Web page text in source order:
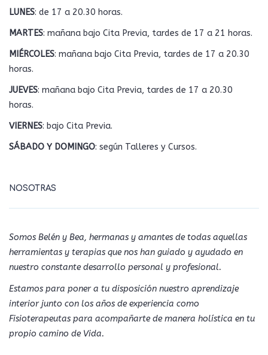
LUNES: de 17 a 20.30 horas.
MARTES: mañana bajo Cita Previa, tardes de 17 a 21 horas.
MIÉRCOLES: mañana bajo Cita Previa, tardes de 17 a 20.30
horas.
JUEVES: mañana bajo Cita Previa, tardes de 17 a 20.30
horas.
VIERNES: bajo Cita Previa.
SÁBADO Y DOMINGO: según Talleres y Cursos.
NOSOTRAS
Somos Belén y Bea, hermanas y amantes de todas aquellas
herramientas y terapias que nos han guiado y ayudado en
nuestro constante desarrollo personal y profesional.
Estamos para poner a tu disposición nuestro aprendizaje
interior junto con los años de experiencia como
Fisioterapeutas para acompañarte de manera holística en tu
propio camino de Vida.